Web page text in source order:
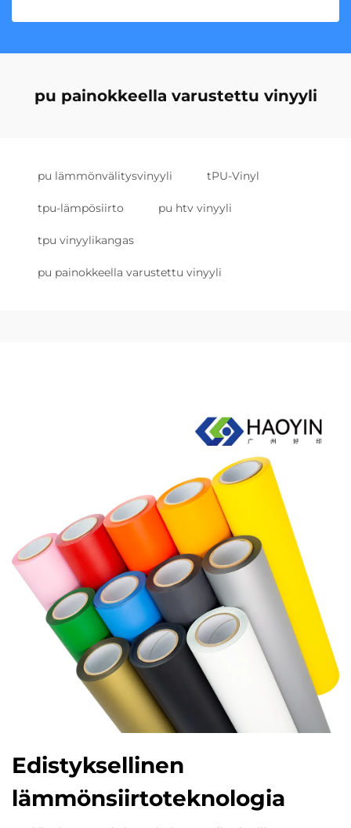
pu painokkeella varustettu vinyyli
pu lämmönvälitysvinyyli tPU-Vinyl
tpu-lämpösiirto pu htv vinyyli
tpu vinyylikangas
pu painokkeella varustettu vinyyli
Edistyksellinen
lämmönsiirtoteknologia